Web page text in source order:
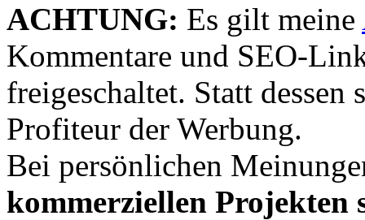
ACHTUNG: Es gilt meine
Kommentare und SEO-
freigeschaltet. Statt dessen
Profiteur der Werbung.
Bei persönlichen
kommerziellen Projekten